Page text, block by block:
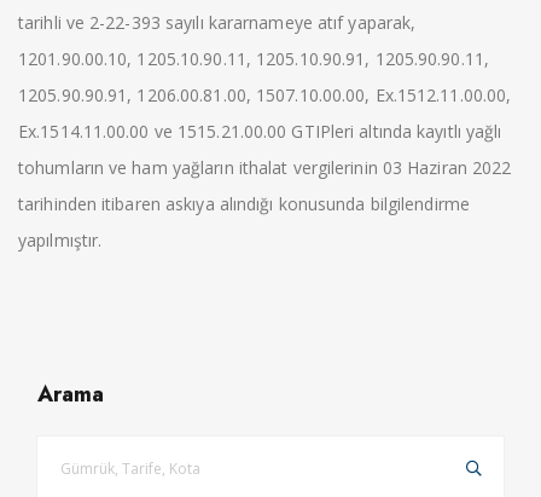
tarihli ve 2-22-393 sayılı kararnameye atıf yaparak,
1201.90.00.10, 1205.10.90.11, 1205.10.90.91, 1205.90.90.11,
1205.90.90.91, 1206.00.81.00, 1507.10.00.00, Ex.1512.11.00.00,
Ex.1514.11.00.00 ve 1515.21.00.00 GTIPleri altında kayıtlı yağlı
tohumların ve ham yağların ithalat vergilerinin 03 Haziran 2022
tarihinden itibaren askıya alındığı konusunda bilgilendirme
yapılmıştır.
Arama